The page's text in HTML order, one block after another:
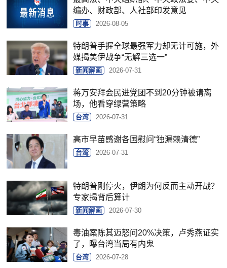
编办、财政部、人社部印发意见
时事 2026-08-05
特朗普手握全球最强军力却无计可施，外
媒揭美伊战争“无解三选一”
新闻解画 2026-07-31
蒋万安拜会民进党团不到20分钟被请离
场，他看穿绿营策略
台湾 2026-07-31
高市早苗感谢各国慰问“独漏赖清德”
台湾 2026-07-31
特朗普刚停火，伊朗为何反而主动开战？
专家揭背后算计
新闻解画 2026-07-30
毒油案陈其迈怒问20%决策，卢秀燕证实
了，曝台湾当局有内鬼
台湾 2026-07-28